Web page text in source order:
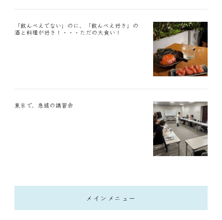
「飲んべえでない」のに、「飲んべえ好き」の
酒と料理が好き！・・・ただの大食い！
東京で、急遽の講習会
メインメニュー